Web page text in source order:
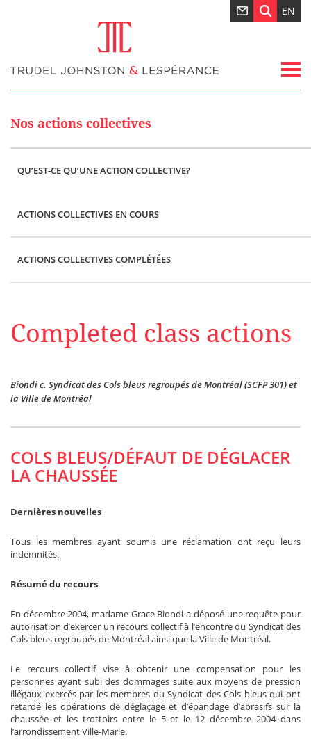
EN
Nos actions collectives
QU’EST-CE QU’UNE ACTION COLLECTIVE?
ACTIONS COLLECTIVES EN COURS
ACTIONS COLLECTIVES COMPLÉTÉES
Completed class actions
Biondi c. Syndicat des Cols bleus regroupés de Montréal (SCFP 301) et
la Ville de Montréal
COLS BLEUS/DÉFAUT DE DÉGLACER
LA CHAUSSÉE
Dernières nouvelles
Tous les membres ayant soumis une réclamation ont reçu leurs
indemnités.
Résumé du recours
En décembre 2004, madame Grace Biondi a déposé une requête pour
autorisation d’exercer un recours collectif à l’encontre du Syndicat des
Cols bleus regroupés de Montréal ainsi que la Ville de Montréal.
Le recours collectif vise à obtenir une compensation pour les
personnes ayant subi des dommages suite aux moyens de pression
illégaux exercés par les membres du Syndicat des Cols bleus qui ont
retardé les opérations de déglaçage et d’épandage d’abrasifs sur la
chaussée et les trottoirs entre le 5 et le 12 décembre 2004 dans
l’arrondissement Ville-Marie.